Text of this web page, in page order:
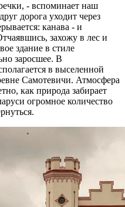
- вспоминает наш
дорога уходит через
канава - и
захожу в лес и
здание в стиле
заросшее. В
в выселенной
Самотевичи. Атмосфера
как природа забирает
огромное количество